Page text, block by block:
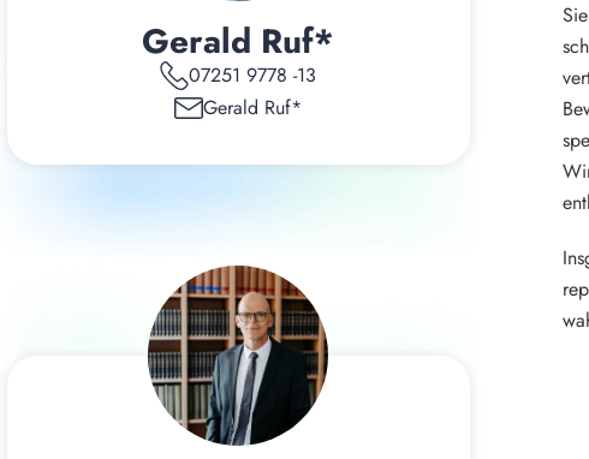
Gerald Ruf*
07251 9778 -13
Gerald Ruf*